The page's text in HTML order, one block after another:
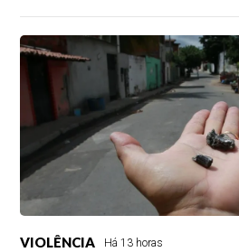
VIOLÊNCIA Há 13 horas